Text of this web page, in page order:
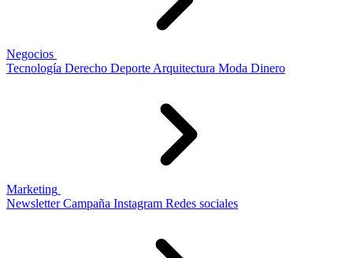
Negocios
Tecnología Derecho Deporte Arquitectura Moda Dinero
Marketing
Newsletter Campaña Instagram Redes sociales